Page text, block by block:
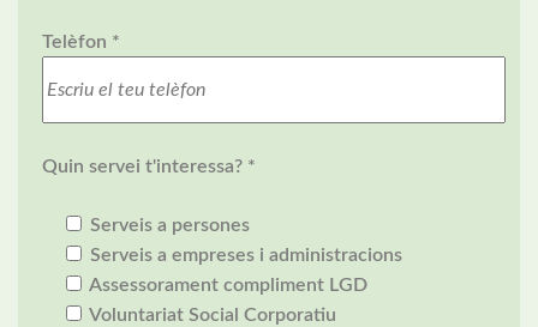
Telèfon *
Quin servei t'interessa? *
Serveis a persones
Serveis a empreses i administracions
Assessorament compliment LGD
Voluntariat Social Corporatiu